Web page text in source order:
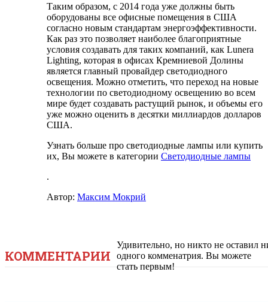
Таким образом, с 2014 года уже должны быть
оборудованы все офисные помещения в США
согласно новым стандартам энергоэффективности.
Как раз это позволяет наиболее благоприятные
условия создавать для таких компаний, как Lunera
Lighting, которая в офисах Кремниевой Долины
является главный провайдер светодиодного
освещения. Можно отметить, что переход на новые
технологии по светодиодному освещению во всем
мире будет создавать растущий рынок, и объемы его
уже можно оценить в десятки миллиардов долларов
США.
Узнать больше про светодиодные лампы или купить
их, Вы можете в категории Светодиодные лампы
.
Автор: Максим Мокрий
КОММЕНТАРИИ
Удивительно, но никто не оставил
одного комменатрия. Вы можете
стать первым!